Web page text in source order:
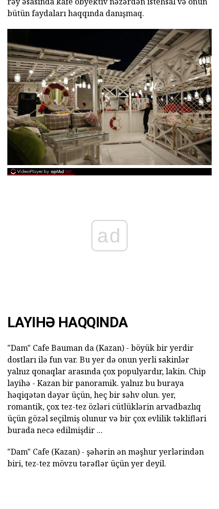
bütün faydaları haqqında danışmaq.
ad
LAYIHƏ HAQQINDA
"Dam" Cafe Bauman da (Kazan) - böyük bir yerdir
dostları ilə fun var. Bu yer də onun yerli sakinlər
yalnız qonaqlar arasında çox populyardır, lakin. Chip
layihə - Kazan bir panoramik. yalnız bu buraya
həqiqətən dəyər üçün, heç bir səhv olun. yer,
romantik, çox tez-tez özləri cütlüklərin arvadbazlıq
üçün gözəl seçilmiş olunur və bir çox evlilik təklifləri
burada necə edilmişdir ...
"Dam" Cafe (Kazan) - şəhərin ən məşhur yerlərindən
biri, tez-tez mövzu tərəflər üçün yer deyil.